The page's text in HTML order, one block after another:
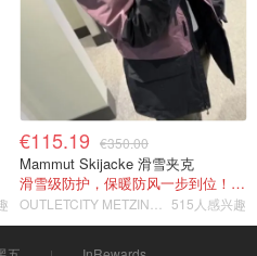
€115.19 €350.00
Mammut Skijacke 滑雪夹克
滑雪级防护，保暖防风一步到位！仅剩s！
515人感兴趣